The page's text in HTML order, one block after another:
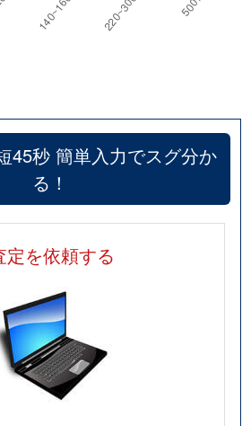
45秒 簡単入力でスグ分か
る！
定を依頼する